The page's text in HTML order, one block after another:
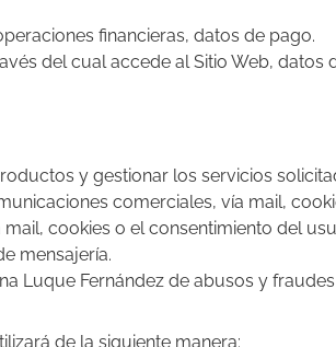
financieras, datos de pago.
del cual accede al Sitio Web, datos
y gestionar los servicios
comerciales, vía mail,
cookies o el consentimiento del
mensajería.
Luque Fernández de abusos y
de la siguiente manera: